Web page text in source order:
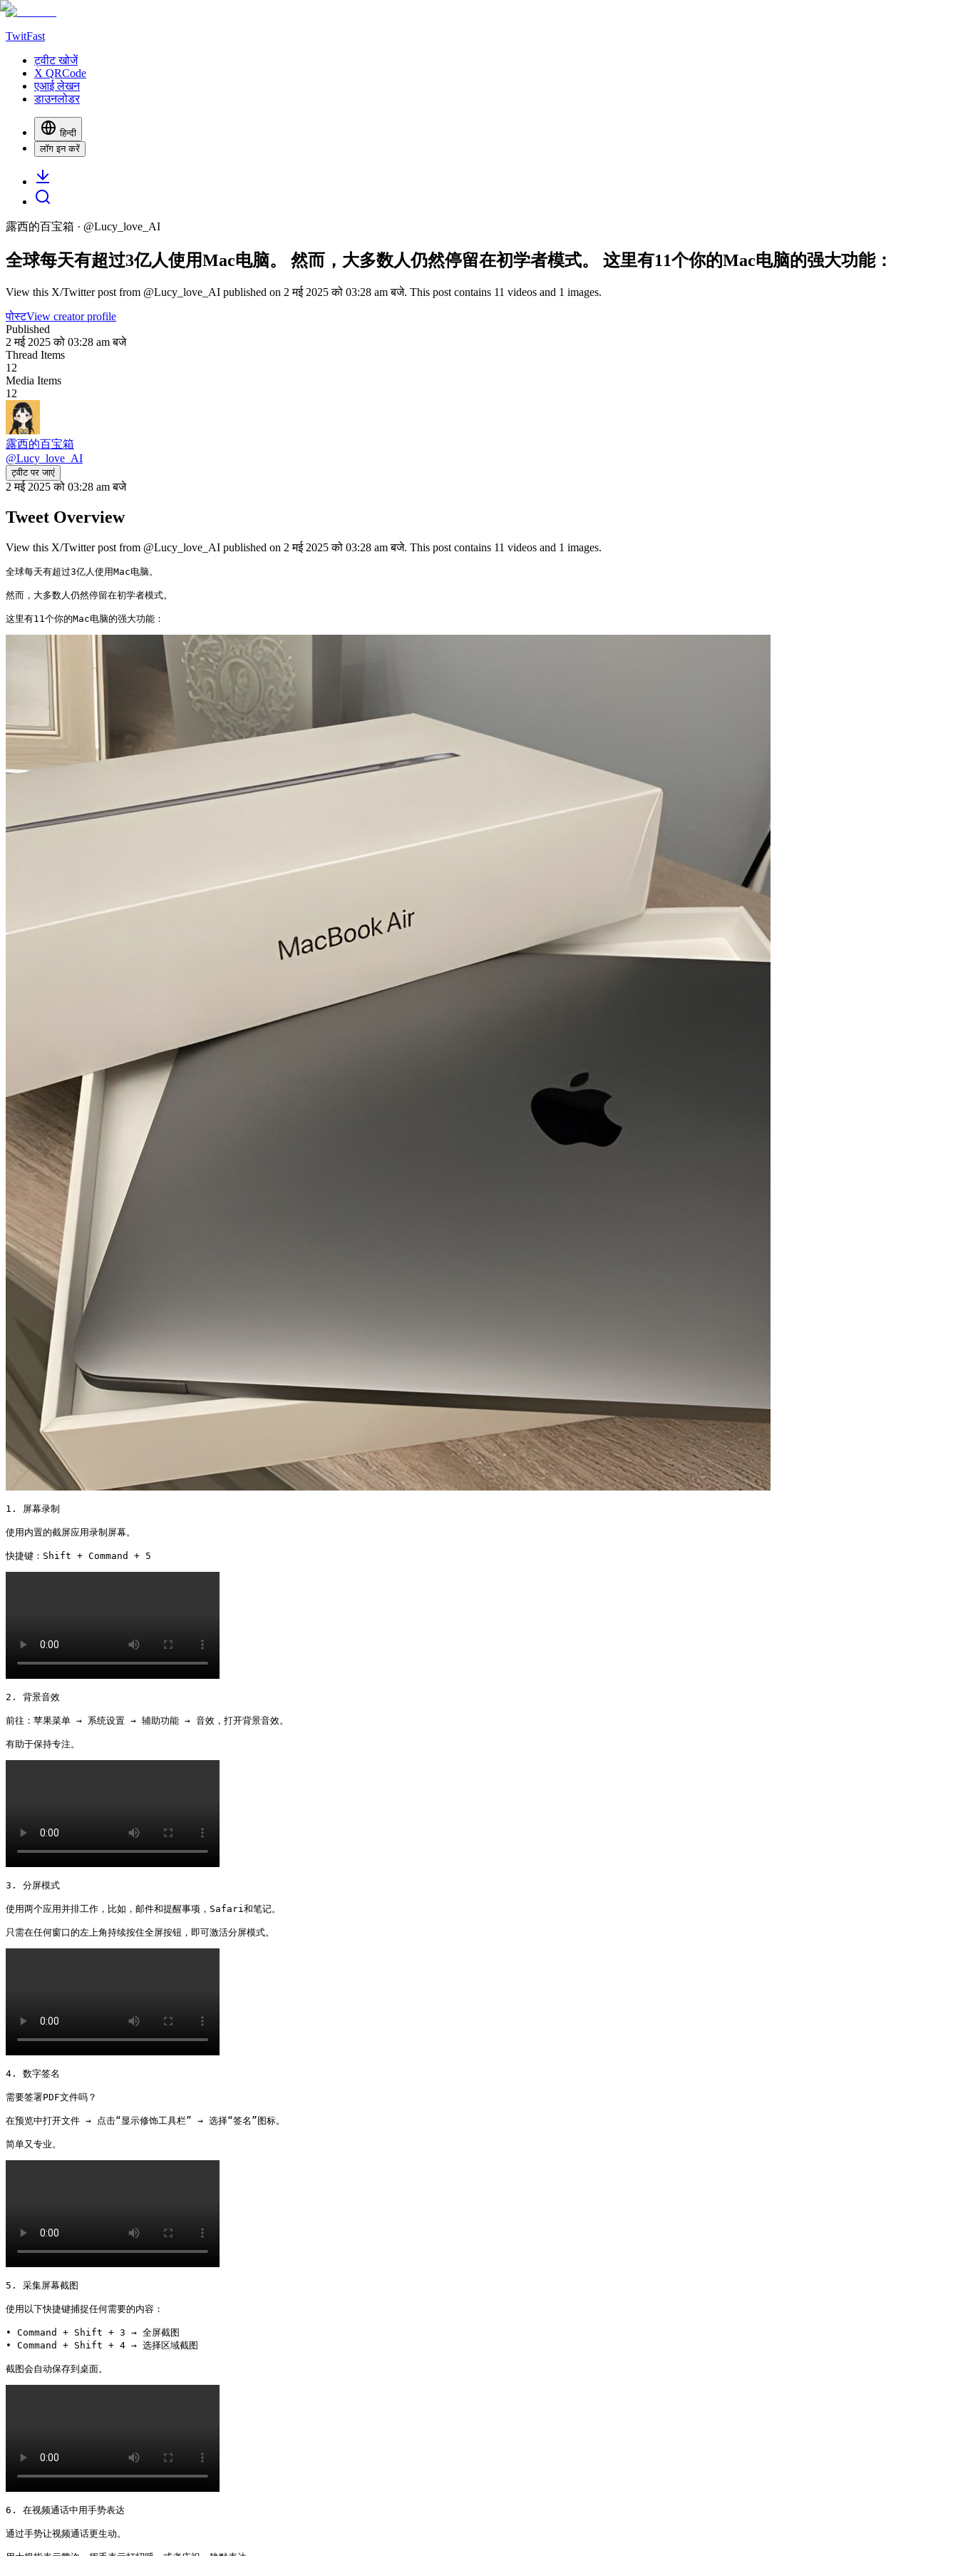
TwitFast
ट्वीट खोजें
X QRCode
एआई लेखन
डाउनलोडर
हिन्दी
लॉग इन करें
露西的百宝箱 · @Lucy_love_AI
全球每天有超过3亿人使用Mac电脑。 然而，大多数人仍然停留在初学者模式。 这里有11个你的Mac电脑的强大功能：
View this X/Twitter post from @Lucy_love_AI published on 2 मई 2025 को 03:28 am बजे. This post contains 11 videos and 1 images.
पोस्टView creator profile
Published
2 मई 2025 को 03:28 am बजे
Thread Items
12
Media Items
12
露西的百宝箱
@Lucy_love_AI
ट्वीट पर जाएं
2 मई 2025 को 03:28 am बजे
Tweet Overview
View this X/Twitter post from @Lucy_love_AI published on 2 मई 2025 को 03:28 am बजे. This post contains 11 videos and 1 images.
全球每天有超过3亿人使用Mac电脑。
然而，大多数人仍然停留在初学者模式。
这里有11个你的Mac电脑的强大功能：
1. 屏幕录制
使用内置的截屏应用录制屏幕。
快捷键：Shift + Command + 5
2. 背景音效
前往：苹果菜单 → 系统设置 → 辅助功能 → 音效，打开背景音效。
有助于保持专注。
3. 分屏模式
使用两个应用并排工作，比如，邮件和提醒事项，Safari和笔记。
只需在任何窗口的左上角持续按住全屏按钮，即可激活分屏模式。
4. 数字签名
需要签署PDF文件吗？
在预览中打开文件 → 点击“显示修饰工具栏” → 选择“签名”图标。
简单又专业。
5. 采集屏幕截图
使用以下快捷键捕捉任何需要的内容：
• Command + Shift + 3 → 全屏截图
• Command + Shift + 4 → 选择区域截图
截图会自动保存到桌面。
6. 在视频通话中用手势表达
通过手势让视频通话更生动。